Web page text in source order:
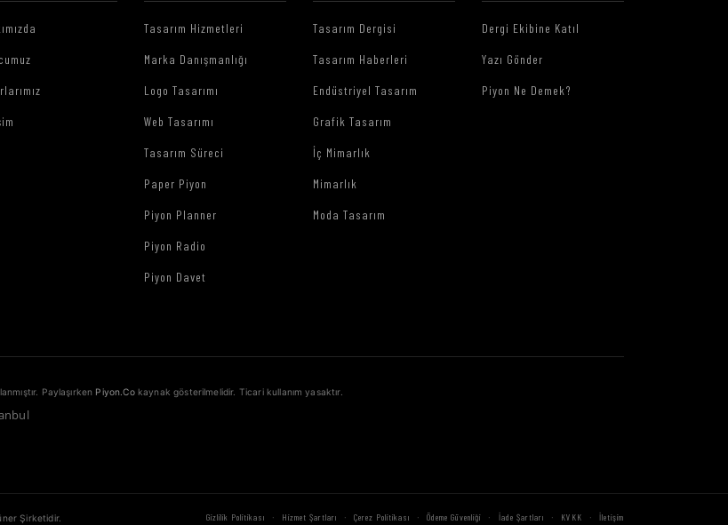
Tasarım Hizmetleri
Marka Danışmanlığı
Logo Tasarımı
Web Tasarımı
Tasarım Süreci
Paper Piyon
Piyon Planner
Piyon Radio
Piyon Davet
Tasarım Dergisi
Tasarım Haberleri
Endüstriyel Tasarım
Grafik Tasarım
İç Mimarlık
Mimarlık
Moda Tasarım
Dergi Ekibine Katıl
Yazı Gönder
Piyon Ne Demek?
Paylaşırken Piyon.Cokaynak gösterilmelidir. Ticari kullanım yasaktır.
Şirketidir. Gizlilik Politikası · Hizmet Şartları · Çerez Politikası · Ödeme Güvenliği · İade Şartları · KVKK · İletişim